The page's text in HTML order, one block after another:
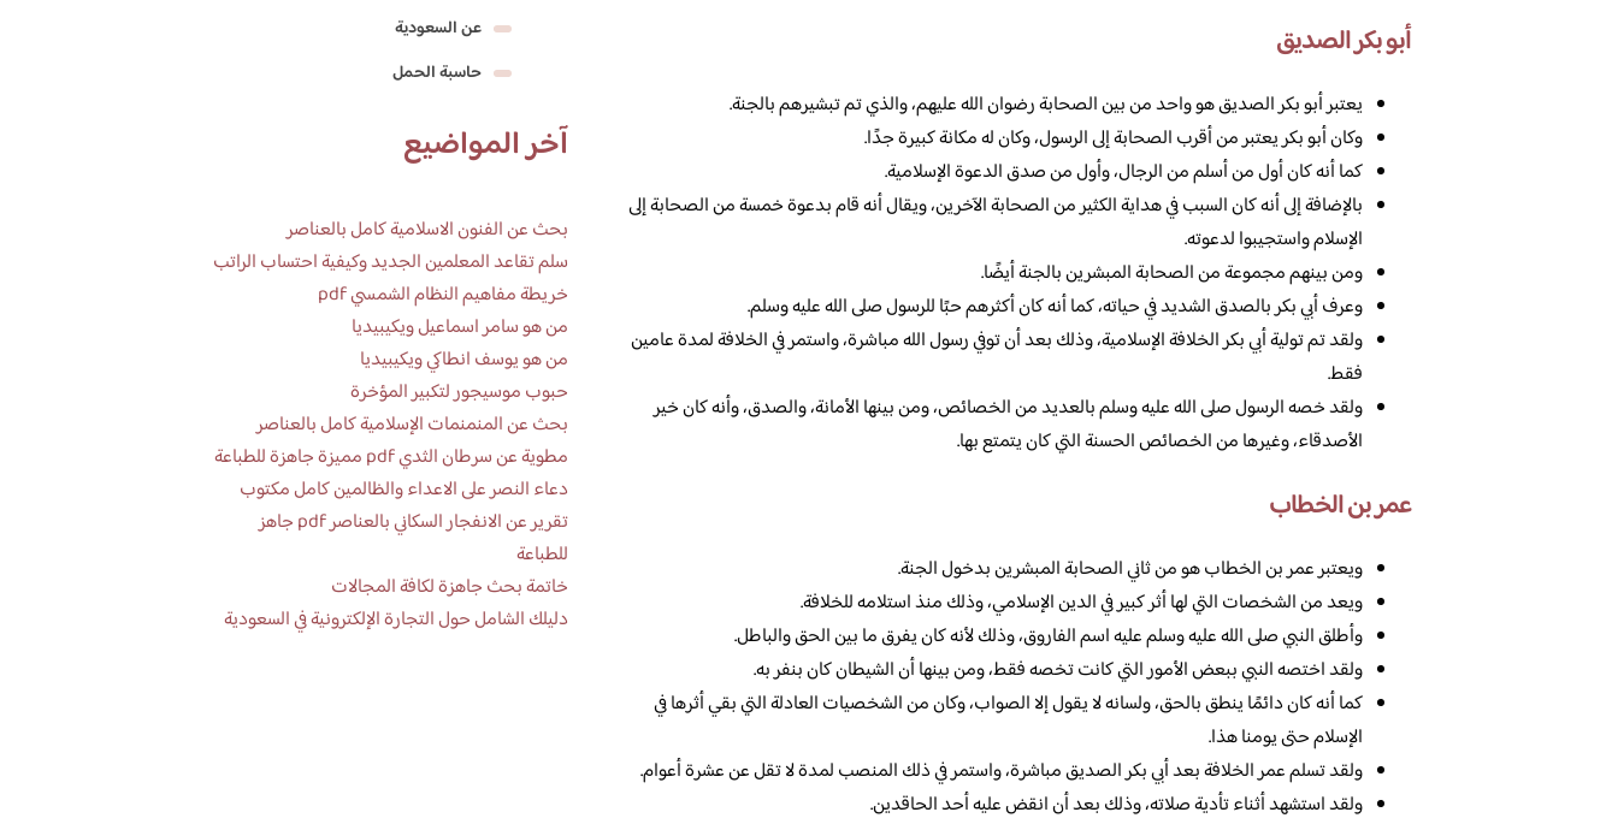
أبو بكر الصديق
يعتبر أبو بكر الصديق هو واحد من بين الصحابة رضوان الله عليهم، والذي تم تبشيرهم بالجنة.
وكان أبو بكر يعتبر من أقرب الصحابة إلى الرسول، وكان له مكانة كبيرة جدًا.
كما أنه كان أول من أسلم من الرجال، وأول من صدق الدعوة الإسلامية.
بالإضافة إلى أنه كان السبب في هداية الكثير من الصحابة الآخرين، ويقال أنه قام بدعوة خمسة من الصحابة إلى
الإسلام واستجيبوا لدعوته.
ومن بينهم مجموعة من الصحابة المبشرين بالجنة أيضًا.
وعرف أبي بكر بالصدق الشديد في حياته، كما أنه كان أكثرهم حبًا للرسول صلى الله عليه وسلم.
ولقد تم تولية أبي بكر الخلافة الإسلامية، وذلك بعد أن توفي رسول الله مباشرة، واستمر في الخلافة لمدة عامين
فقط.
ولقد خصه الرسول صلى الله عليه وسلم بالعديد من الخصائص، ومن بينها الأمانة، والصدق، وأنه كان خير
الأصدقاء، وغيرها من الخصائص الحسنة التي كان يتمتع بها.
عمر بن الخطاب
ويعتبر عمر بن الخطاب هو من ثاني الصحابة المبشرين بدخول الجنة.
ويعد من الشخصات التي لها أثر كبير في الدين الإسلامي، وذلك منذ استلامه للخلافة.
وأطلق النبي صلى الله عليه وسلم عليه اسم الفاروق، وذلك لأنه كان يفرق ما بين الحق والباطل.
ولقد اختصه النبي ببعض الأمور التي كانت تخصه فقط، ومن بينها أن الشيطان كان بنفر به.
كما أنه كان دائمًا ينطق بالحق، ولسانه لا يقول إلا الصواب، وكان من الشخصيات العادلة التي بقي أثرها في
الإسلام حتى يومنا هذا.
ولقد تسلم عمر الخلافة بعد أبي بكر الصديق مباشرة، واستمر في ذلك المنصب لمدة لا تقل عن عشرة أعوام.
ولقد استشهد أثناء تأدية صلاته، وذلك بعد أن انقض عليه أحد الحاقدين.
عن السعودية
حاسبة الحمل
آخر المواضيع
بحث عن الفنون الاسلامية كامل بالعناصر
سلم تقاعد المعلمين الجديد وكيفية احتساب الراتب
خريطة مفاهيم النظام الشمسي pdf
من هو سامر اسماعيل ويكيبيديا
من هو يوسف انطاكي ويكيبيديا
حبوب موسيجور لتكبير المؤخرة
بحث عن المنمنمات الإسلامية كامل بالعناصر
مطوية عن سرطان الثدي pdf مميزة جاهزة للطباعة
دعاء النصر على الاعداء والظالمين كامل مكتوب
تقرير عن الانفجار السكاني بالعناصر pdf جاهز
للطباعة
خاتمة بحث جاهزة لكافة المجالات
دليلك الشامل حول التجارة الإلكترونية في السعودية